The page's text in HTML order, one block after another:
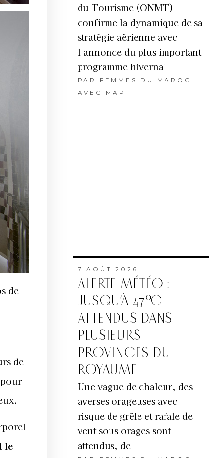
de
de
le
du Tourisme (ONMT)
confirme la dynamique de sa
stratégie aérienne avec
l'annonce du plus important
programme hivernal
PAR FEMMES DU MAROC
AVEC MAP
7 AOÛT 2026
ALERTE MÉTÉO :
JUSQU’À 47°C
ATTENDUS DANS
PLUSIEURS
PROVINCES DU
ROYAUME
Une vague de chaleur, des
averses orageuses avec
risque de grêle et rafale de
vent sous orages sont
attendus, de